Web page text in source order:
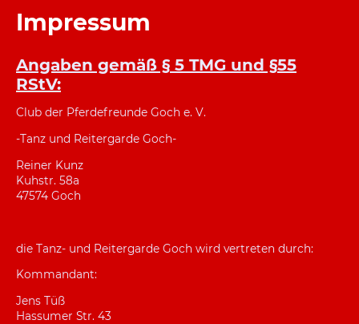
Impressum
Angaben gemäß § 5 TMG und §55
RStV:
Club der Pferdefreunde Goch e. V.
-Tanz und Reitergarde Goch-
Reiner Kunz
Kuhstr. 58a
47574 Goch
die Tanz- und Reitergarde Goch wird vertreten durch:
Kommandant:
Jens Tüß
Hassumer Str. 43